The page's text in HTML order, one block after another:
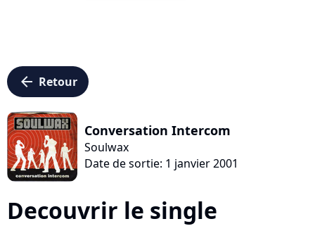
arrow_left Retour
Conversation Intercom
Soulwax
Date de sortie: 1 janvier 2001
Decouvrir le single